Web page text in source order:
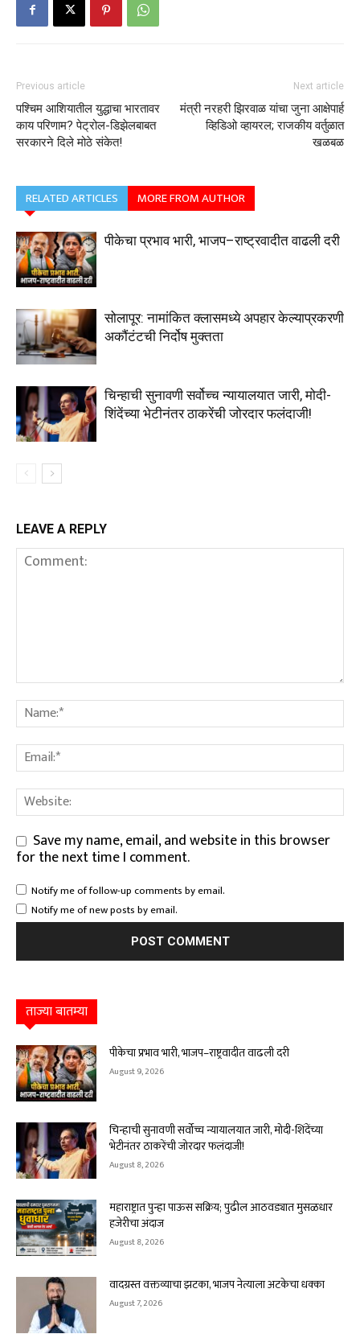
Previous article
पश्चिम आशियातील युद्धाचा भारतावर
काय परिणाम? पेट्रोल-डिझेलबाबत
सरकारने दिले मोठे संकेत!
Next article
मंत्री नरहरी झिरवाळ यांचा जुना आक्षेपार्ह
व्हिडिओ व्हायरल; राजकीय वर्तुळात
खळबळ
RELATED ARTICLES MORE FROM AUTHOR
पीकेचा प्रभाव भारी, भाजप–राष्ट्रवादीत वाढली दरी
सोलापूर: नामांकित क्लासमध्ये अपहार केल्याप्रकरणी
अकौंटंटची निर्दोष मुक्तता
चिन्हाची सुनावणी सर्वोच्च न्यायालयात जारी, मोदी-
शिंदेंच्या भेटीनंतर ठाकरेंची जोरदार फलंदाजी!
LEAVE A REPLY
Save my name, email, and website in this browser
for the next time I comment.
Notify me of follow-up comments by email.
Notify me of new posts by email.
ताज्या बातम्या
पीकेचा प्रभाव भारी, भाजप–राष्ट्रवादीत वाढली दरी
August 9, 2026
चिन्हाची सुनावणी सर्वोच्च न्यायालयात जारी, मोदी-शिंदेंच्या
भेटीनंतर ठाकरेंची जोरदार फलंदाजी!
August 8, 2026
महाराष्ट्रात पुन्हा पाऊस सक्रिय; पुढील आठवड्यात मुसळधार
हजेरीचा अंदाज
August 8, 2026
वादग्रस्त वक्तव्याचा झटका, भाजप नेत्याला अटकेचा धक्का
August 7, 2026